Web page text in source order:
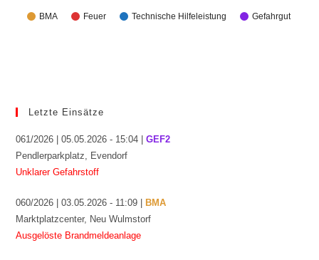
BMA Feuer Technische Hilfeleistung Gefahrgut
Letzte Einsätze
061/2026 | 05.05.2026 - 15:04 |GEF2
Pendlerparkplatz, Evendorf
Unklarer Gefahrstoff
060/2026 | 03.05.2026 - 11:09 |
BMA
Marktplatzcenter, Neu Wulmstorf
Ausgelöste Brandmeldeanlage